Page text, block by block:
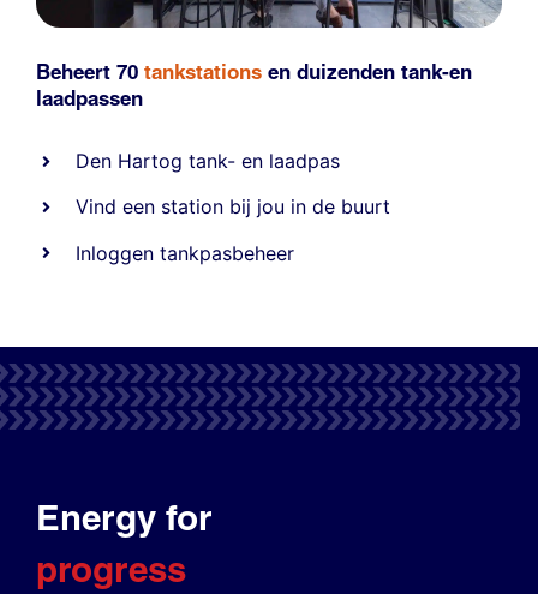
Beheert 70 tankstations en duizenden tank-en
laadpassen
Den Hartog tank- en laadpas
Vind een station bij jou in de buurt
Inloggen tankpasbeheer
Energy for
progress